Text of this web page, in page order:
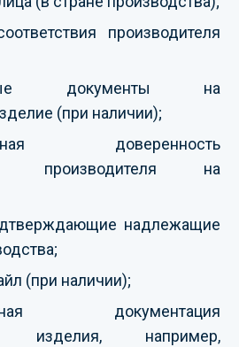
производителя
документы на
(при наличии);
доверенность
производителя на
надлежащие
(при наличии);
документация
изделия, например,